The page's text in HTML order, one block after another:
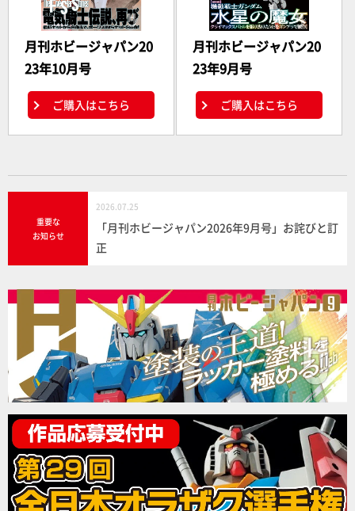
月刊ホビージャパン20
23年10月号
ご購入はこちら
月刊ホビージャパン20
23年9月号
ご購入はこちら
重要な
お知らせ
2026.07.25
「月刊ホビージャパン2026年9月号」お詫びと訂
正